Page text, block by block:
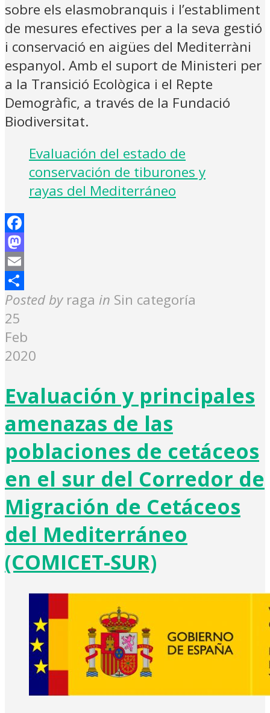
sobre els elasmobranquis i l’establiment
de mesures efectives per a la seva gestió
i conservació en aigües del Mediterràni
espanyol. Amb el suport de Ministeri per
a la Transició Ecològica i el Repte
Demogràfic, a través de la Fundació
Biodiversitat.
Evaluación del estado de
conservación de tiburones y
rayas del Mediterráneo
Facebook
Mastodon
Email
Share
Posted by raga in Sin categoría
25
Feb
2020
Evaluación y principales
amenazas de las
poblaciones de cetáceos
en el sur del Corredor de
Migración de Cetáceos
del Mediterráneo
(COMICET-SUR)